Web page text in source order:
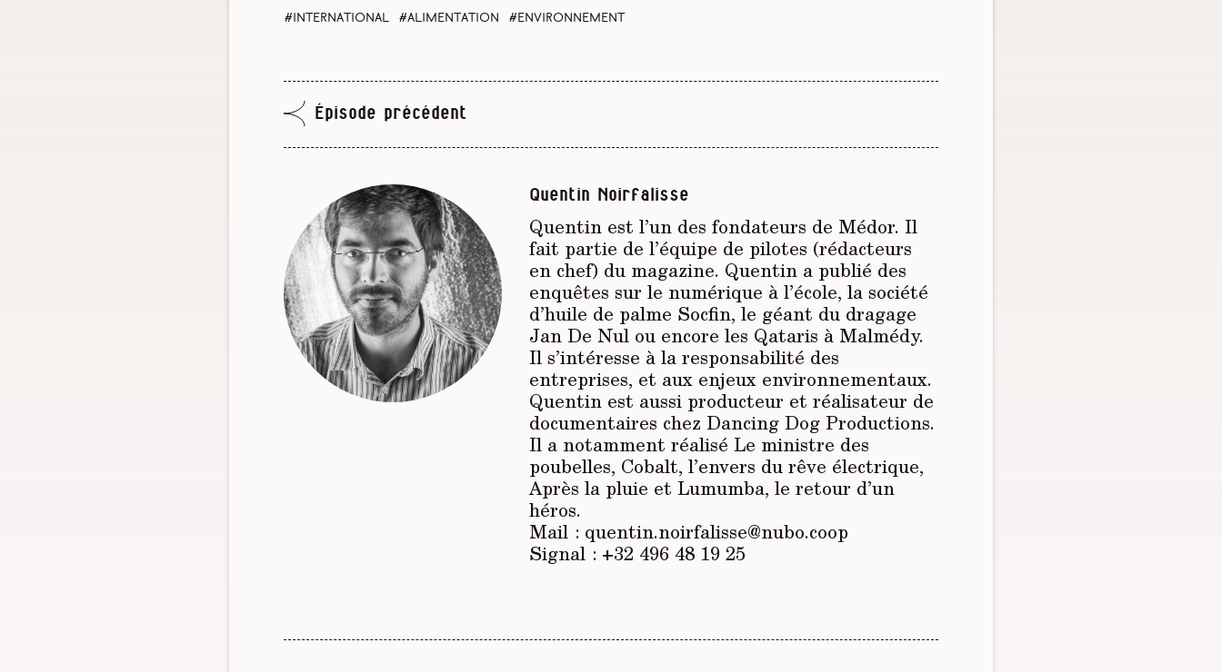
international alimentation environnement
Épisode précédent
Quentin Noirfalisse
Quentin est l’un des fondateurs de Médor. Il
fait partie de l’équipe de pilotes (rédacteurs
en chef) du magazine. Quentin a publié des
enquêtes sur le numérique à l’école, la société
d’huile de palme Socfin, le géant du dragage
Jan De Nul ou encore les Qataris à Malmédy.
Il s’intéresse à la responsabilité des
entreprises, et aux enjeux environnementaux.
Quentin est aussi producteur et réalisateur de
documentaires chez Dancing Dog Productions.
Il a notamment réalisé Le ministre des
poubelles, Cobalt, l’envers du rêve électrique,
Après la pluie et Lumumba, le retour d’un
héros.
Mail : quentin.noirfalisse@nubo.coop
Signal : +32 496 48 19 25